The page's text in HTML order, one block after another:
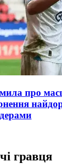
про
гравця